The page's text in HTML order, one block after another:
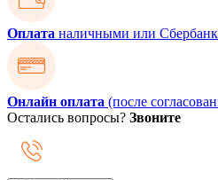
Оплата наличными или
Онлайн оплата (после
Остались вопросы? Звоните